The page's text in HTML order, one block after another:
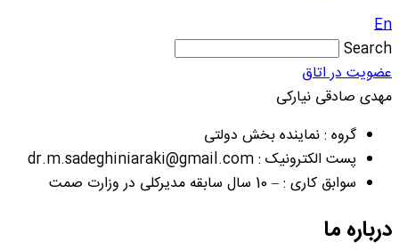
En
Search
عضویت در اتاق
مهدی صادقی نیارکی
گروه : نماینده بخش دولتی
پست الکترونیک : dr.m.sadeghiniaraki@gmail.com
سوابق کاری : – 10 سال سابقه مدیرکلی در وزارت صمت
درباره ما